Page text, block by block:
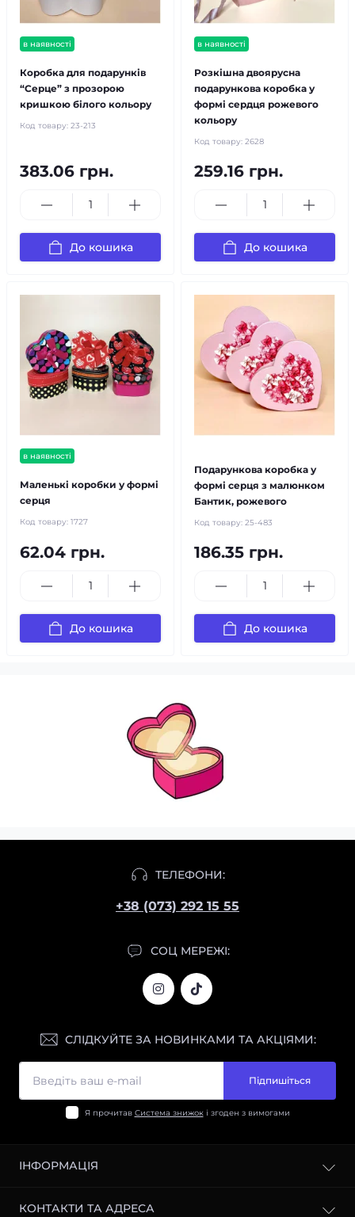
в наявності
Коробка для подарунків
“Серце” з прозорою
кришкою білого кольору
Код товару: 23-213
383.06 грн.
До кошика
в наявності
Розкішна двоярусна
подарункова коробка у
формі сердця рожевого
кольору
Код товару: 2628
259.16 грн.
До кошика
в наявності
Маленькі коробки у формі
серця
Код товару: 1727
62.04 грн.
До кошика
Подарункова коробка у
формі серця з малюнком
Бантик, рожевого
Код товару: 25-483
186.35 грн.
До кошика
ТЕЛЕФОНИ:
+38 (073) 292 15 55
СОЦ МЕРЕЖІ:
СЛІДКУЙТЕ ЗА НОВИНКАМИ ТА АКЦІЯМИ:
Підпишіться
Я прочитав Система знижокі згоден з вимогами
ІНФОРМАЦІЯ
КОНТАКТИ ТА АДРЕСА